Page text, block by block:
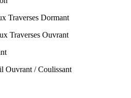
Traverses Dormant
Traverses Ouvrant
Ouvrant / Coulissant